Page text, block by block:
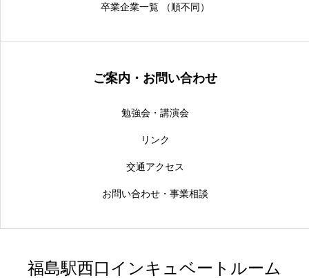
卒業企業一覧 （順不同）
ご案内・お問い合わせ
勉強会・講演会
リンク
交通アクセス
お問い合わせ・事業相談
福島駅西口インキュベートルーム